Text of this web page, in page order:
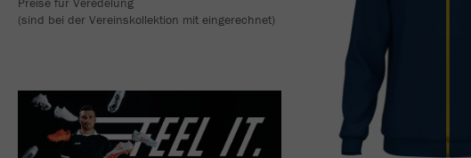
(sind bei der Vereinskollektion mit eingerechnet)